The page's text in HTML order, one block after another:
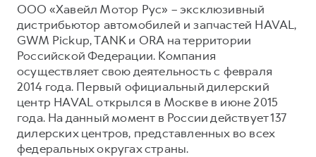
ООО «Хавейл Мотор Рус» – эксклюзивный
дистрибьютор автомобилей и запчастей HAVAL,
GWM Pickup, TANK и ORA на территории
Российской Федерации. Компания
осуществляет свою деятельность с февраля
2014 года. Первый официальный дилерский
центр HAVAL открылся в Москве в июне 2015
года. На данный момент в России действует 137
дилерских центров, представленных во всех
федеральных округах страны.